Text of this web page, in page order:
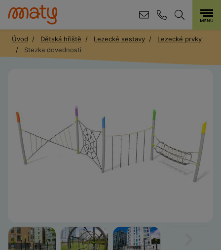
Úvod Dětská hřiště Lezecké sestavy
Lezecké prvky
Stezka dovednosti